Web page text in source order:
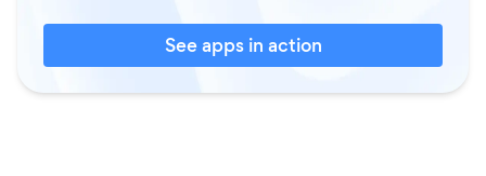
See apps in action